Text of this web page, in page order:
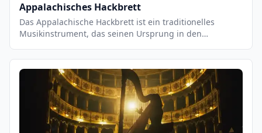
Appalachisches Hackbrett
Das Appalachische Hackbrett ist ein traditionelles
Musikinstrument, das seinen Ursprung in den
einem Holzbrett mit einer Reihe von Saiten besteht, die
über eine Reihe von Stiften an der Unterseite des Bretts
befestigt sind. Es wird mit einem Bogen gespielt, der
über die Saiten gestrichen wird, um einen einzigartigen
Klang zu erzeugen. Das Hackbrett ist ein wichtiger
Bestandteil der traditionellen Appalachenmusik und
wird häufig in Bluegrass- und Country-Musik verwendet.